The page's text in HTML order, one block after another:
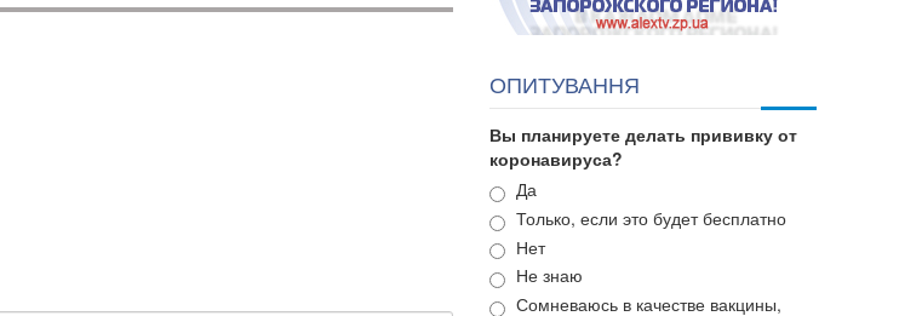
ОПИТУВАННЯ
Вы планируете делать прививку от
коронавируса?
Варианты
Да
Только, если это будет бесплатно
Нет
Не знаю
Сомневаюсь в качестве вакцины,